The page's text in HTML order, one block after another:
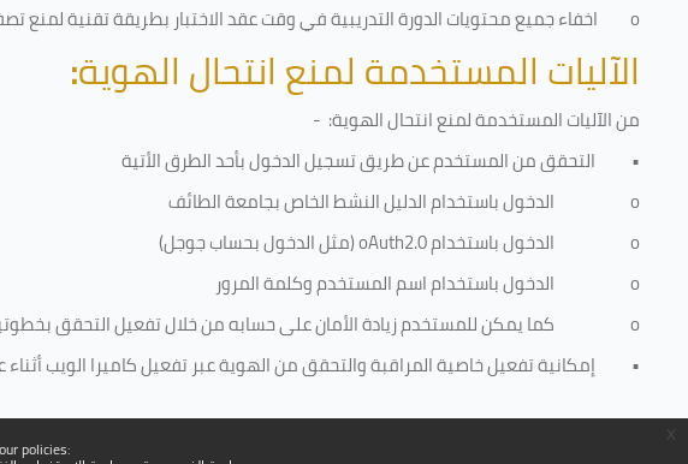
policies:
o
اخفاء جميع محتويات الدورة التدريبية في وقت عقد الاختبار بطريقة تقنية لمنع
الآليات المستخدمة لمنع انتحال الهوية:
من الآليات المستخدمة لمنعانتحال الهوية: -
• التحقق من المستخدم عن طريق تسجيل الدخول بأحد الطرق الأتية
o
الدخول باستخدام الدليل النشط الخاص بجامعة الطائف
o
الدخول باستخدامoAuth2.0(مثل الدخول بحساب جوجل)
o
الدخول باستخدام اسم المستخدم وكلمة المرور
o
كما يمكن للمستخدم زيادة الأمان على حسابه من خلال تفعيل التحقق
• إمكانية تفعيل خاصية المراقبة والتحقق من الهوية عبر تفعيل كاميرا الويب أثناء